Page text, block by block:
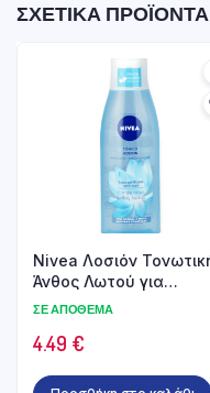
ΣΧΕΤΙΚΆ ΠΡΟΪΌΝΤΑ
Nivea Λοσιόν
Άνθος Λωτού για
Κανονικές Επιδερμίδες
ΣΕ ΑΠΌΘΕΜΑ
4.49 €